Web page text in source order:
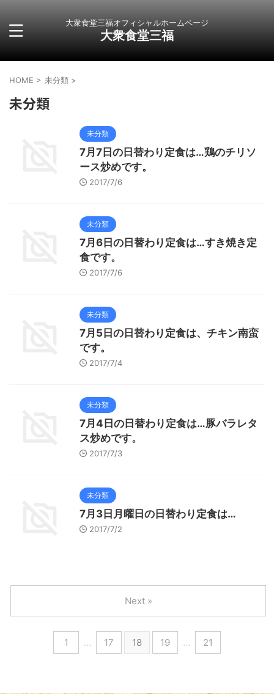
大衆食堂三福オフィシャルホームページ
大衆食堂三福
HOME > 未分類 >
未分類
未分類
7月7日の日替わり定食は…鶏のチリソ
ース炒めです。
2017/7/6
未分類
7月6日の日替わり定食は…すき焼き定
食です。
2017/7/6
未分類
7月5日の日替わり定食は、チキン南蛮
です。
2017/7/4
未分類
7月4日の日替わり定食は…豚バラレタ
ス炒めです。
2017/7/3
未分類
7月3日月曜日の日替わり定食は…
2017/7/2
1 … 17 18 19 … 21
Next »